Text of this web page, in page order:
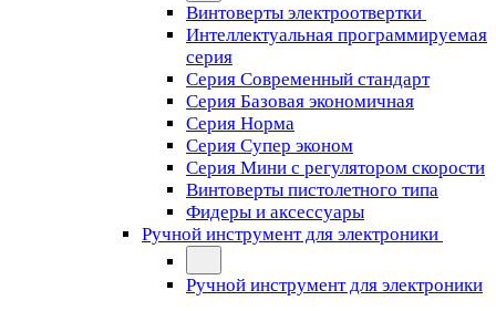
Винтоверты электроотвертки
Интеллектуальная программируемая
серия
Серия Современный стандарт
Серия Базовая экономичная
Серия Норма
Серия Cупер эконом
Серия Мини с регулятором скорости
Винтоверты пистолетного типа
Фидеры и аксессуары
Ручной инструмент для электроники
Ручной инструмент для электроники